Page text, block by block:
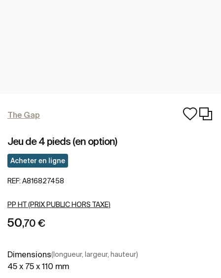
The Gap
Jeu de 4 pieds (en option)
Acheter en ligne
REF: A816827458
PP HT (PRIX PUBLIC HORS TAXE)
50,70 €
Dimensions(longueur, largeur, hauteur)
45 x 75 x 110 mm